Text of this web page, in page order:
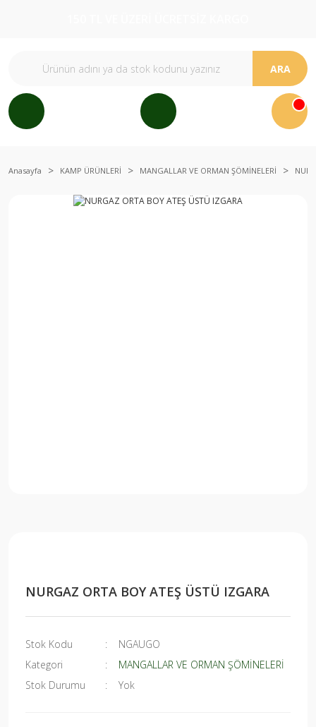
ARA
Anasayfa KAMP ÜRÜNLERİ MANGALLAR VE ORMAN ŞÖMİNELERİ
NURGAZ ORTA BOY ATEŞ ÜSTÜ IZGARA
Stok Kodu
NGAUGO
Kategori
MANGALLAR VE ORMAN ŞÖMİNELERİ
Stok Durumu
Yok